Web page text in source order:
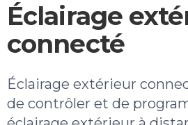
Éclairage
connecté
Éclairage extérieur
de contrôler et de